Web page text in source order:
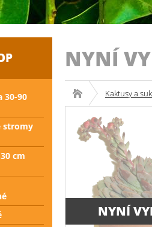
NYNÍ
Kaktusy a
NYNÍ
30-90
stromy
cm